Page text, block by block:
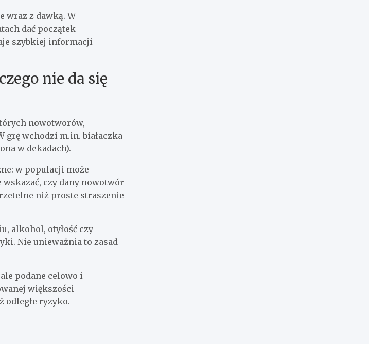
wraz z dawką. W
dać początek
szybkiej informacji
nie da się
nowotworów,
grę wchodzi m.in. białaczka
w dekadach).
w populacji może
czy dany nowotwór
niż proste straszenie
alkohol, otyłość czy
Nie unieważnia to zasad
podane celowo i
większości
ryzyko.